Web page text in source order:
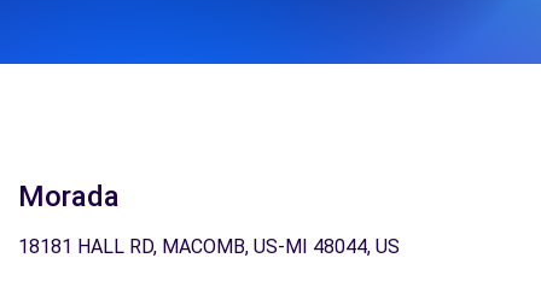
Morada
18181 HALL RD, MACOMB, US-MI 48044, US